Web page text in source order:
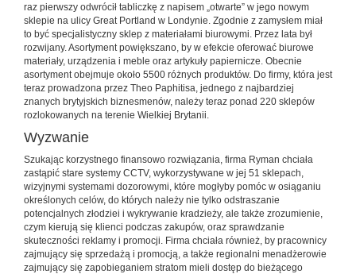
raz pierwszy odwrócił tabliczkę z napisem „otwarte” w jego nowym
sklepie na ulicy Great Portland w Londynie. Zgodnie z zamysłem miał
to być specjalistyczny sklep z materiałami biurowymi. Przez lata był
rozwijany. Asortyment powiększano, by w efekcie oferować biurowe
materiały, urządzenia i meble oraz artykuły papiernicze. Obecnie
asortyment obejmuje około 5500 różnych produktów. Do firmy, która jest
teraz prowadzona przez Theo Paphitisa, jednego z najbardziej
znanych brytyjskich biznesmenów, należy teraz ponad 220 sklepów
rozlokowanych na terenie Wielkiej Brytanii.
Wyzwanie
Szukając korzystnego finansowo rozwiązania, firma Ryman chciała
zastąpić stare systemy CCTV, wykorzystywane w jej 51 sklepach,
wizyjnymi systemami dozorowymi, które mogłyby pomóc w osiąganiu
określonych celów, do których należy nie tylko odstraszanie
potencjalnych złodziei i wykrywanie kradzieży, ale także zrozumienie,
czym kierują się klienci podczas zakupów, oraz sprawdzanie
skuteczności reklamy i promocji. Firma chciała również, by pracownicy
zajmujący się sprzedażą i promocją, a także regionalni menadżerowie
zajmujący się zapobieganiem stratom mieli dostęp do bieżącego